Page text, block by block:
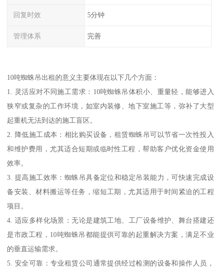
回复时效 5分钟
管理体系 完善
10吨蜘蛛吊出租的意义主要体现在以下几个方面：
1. 灵活应对不同施工需求：10吨蜘蛛吊体积小、重量轻，能够进入
狭窄或复杂的工作环境，如室内装修、地下室施工等，弥补了大型
起重机无法到达的施工盲区。
2. 降低施工成本：相比购买设备，租赁蜘蛛吊可以节省一次性投入
和维护费用，尤其适合短期或临时性工程，帮助客户优化资金使用
效率。
3. 提高施工效率：蜘蛛吊具备定位和稳定吊装能力，可快速完成设
备安装、材料搬运等任务，缩短工期，尤其适用于时间紧迫的工程
项目。
4. 适应多样化场景：无论是建筑工地、工厂设备维护、舞台搭建还
是市政工程，10吨蜘蛛吊都能提供可靠的起重解决方案，满足不业
的垂直运输需求。
5. 安全可靠：专业租赁公司通常提供经过检测的设备和操作人员，